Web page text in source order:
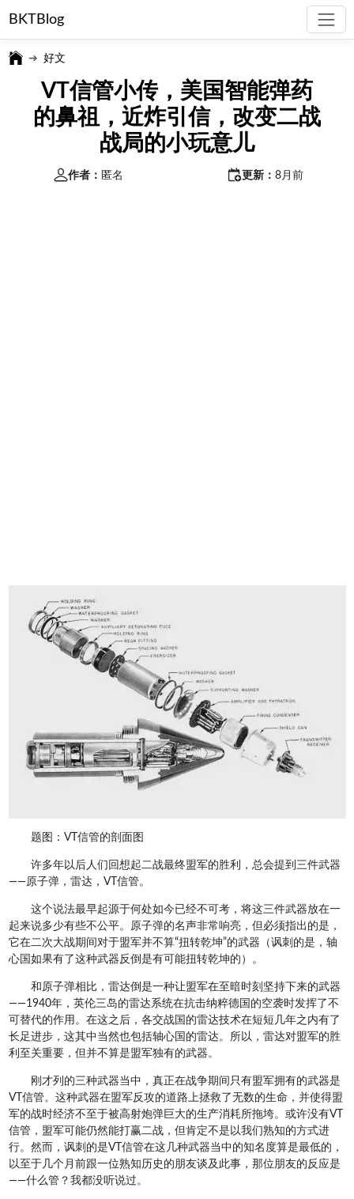
BKTBlog
好文
VT信管小传，美国智能弹药
的鼻祖，近炸引信，改变二战
战局的小玩意儿
作者： 匿名 更新：8月前
题图：VT信管的剖面图
许多年以后人们回想起二战最终盟军的胜利，总会提到三件武器
——原子弹，雷达，VT信管。
这个说法最早起源于何处如今已经不可考，将这三件武器放在一
起来说多少有些不公平。原子弹的名声非常响亮，但必须指出的是，
它在二次大战期间对于盟军并不算“扭转乾坤”的武器（讽刺的是，轴
心国如果有了这种武器反倒是有可能扭转乾坤的）。
和原子弹相比，雷达倒是一种让盟军在至暗时刻坚持下来的武器
——1940年，英伦三岛的雷达系统在抗击纳粹德国的空袭时发挥了不
可替代的作用。在这之后，各交战国的雷达技术在短短几年之内有了
长足进步，这其中当然也包括轴心国的雷达。所以，雷达对盟军的胜
利至关重要，但并不算是盟军独有的武器。
刚才列的三种武器当中，真正在战争期间只有盟军拥有的武器是
VT信管。这种武器在盟军反攻的道路上拯救了无数的生命，并使得盟
军的战时经济不至于被高射炮弹巨大的生产消耗所拖垮。或许没有VT
信管，盟军可能仍然能打赢二战，但肯定不是以我们熟知的方式进
行。然而，讽刺的是VT信管在这几种武器当中的知名度算是最低的，
以至于几个月前跟一位熟知历史的朋友谈及此事，那位朋友的反应是
——什么管？我都没听说过。